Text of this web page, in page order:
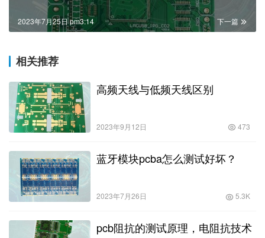
下一篇
2023年7月25日 pm3:14
相关推荐
高频天线与低频天线区别
2023年9月12日 473
蓝牙模块pcba怎么测试好坏？
2023年7月26日 5.3K
pcb阻抗的测试原理，电阻抗技术